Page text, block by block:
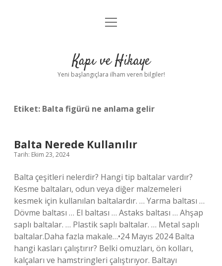
Anasayfa
Yasal Uyarı
menüyü
Kapı ve Hikaye
Yeni başlangıçlara ilham veren bilgiler!
Etiket: Balta figürü ne anlama gelir
Balta Nerede Kullanılır
Tarih: Ekim 23, 2024
Balta çeşitleri nelerdir? Hangi tip baltalar vardır?
Kesme baltaları, odun veya diğer malzemeleri
kesmek için kullanılan baltalardır. … Yarma baltası …
Dövme baltası … El baltası … Astaks baltası … Ahşap
saplı baltalar. … Plastik saplı baltalar. … Metal saplı
baltalar.Daha fazla makale…•24 Mayıs 2024 Balta
hangi kasları çalıştırır? Belki omuzları, ön kolları,
kalçaları ve hamstringleri çalıştırıyor. Baltayı